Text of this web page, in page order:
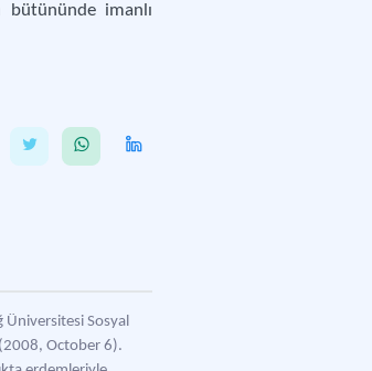
bütününde imanlı
Üniversitesi Sosyal
October 6).